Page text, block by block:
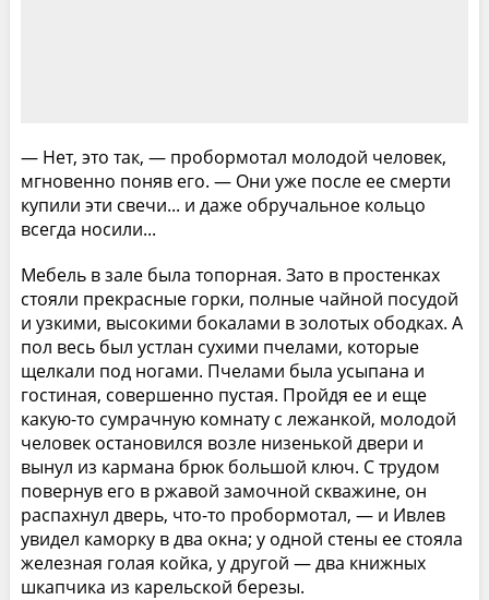
— Нет, это так, — пробормотал молодой человек,
мгновенно поняв его. — Они уже после ее смерти
купили эти свечи... и даже обручальное кольцо
всегда носили...
Мебель в зале была топорная. Зато в простенках
стояли прекрасные горки, полные чайной посудой
и узкими, высокими бокалами в золотых ободках. А
пол весь был устлан сухими пчелами, которые
щелкали под ногами. Пчелами была усыпана и
гостиная, совершенно пустая. Пройдя ее и еще
какую-то сумрачную комнату с лежанкой, молодой
человек остановился возле низенькой двери и
вынул из кармана брюк большой ключ. С трудом
повернув его в ржавой замочной скважине, он
распахнул дверь, что-то пробормотал, — и Ивлев
увидел каморку в два окна; у одной стены ее стояла
железная голая койка, у другой — два книжных
шкапчика из карельской березы.